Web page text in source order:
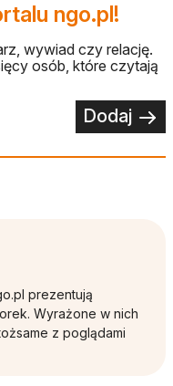
ngo.pl!
wywiad czy relację.
osób, które czytają
Dodaj
prezentują
Wyrażone w nich
z poglądami